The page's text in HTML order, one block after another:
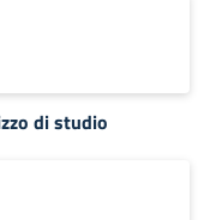
di studio